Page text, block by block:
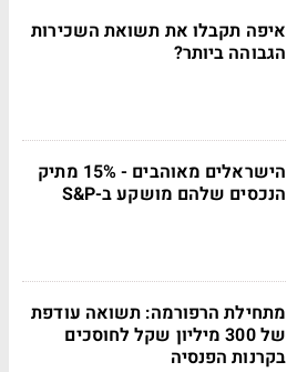
איפה תקבלו את תשואת השכירות
הגבוהה ביותר?
הישראלים מאוהבים - 15% מתיק
הנכסים שלהם מושקע ב-S&P
מתחילת הרפורמה: תשואה עודפת
של 300 מיליון שקל לחוסכים
בקרנות הפנסיה